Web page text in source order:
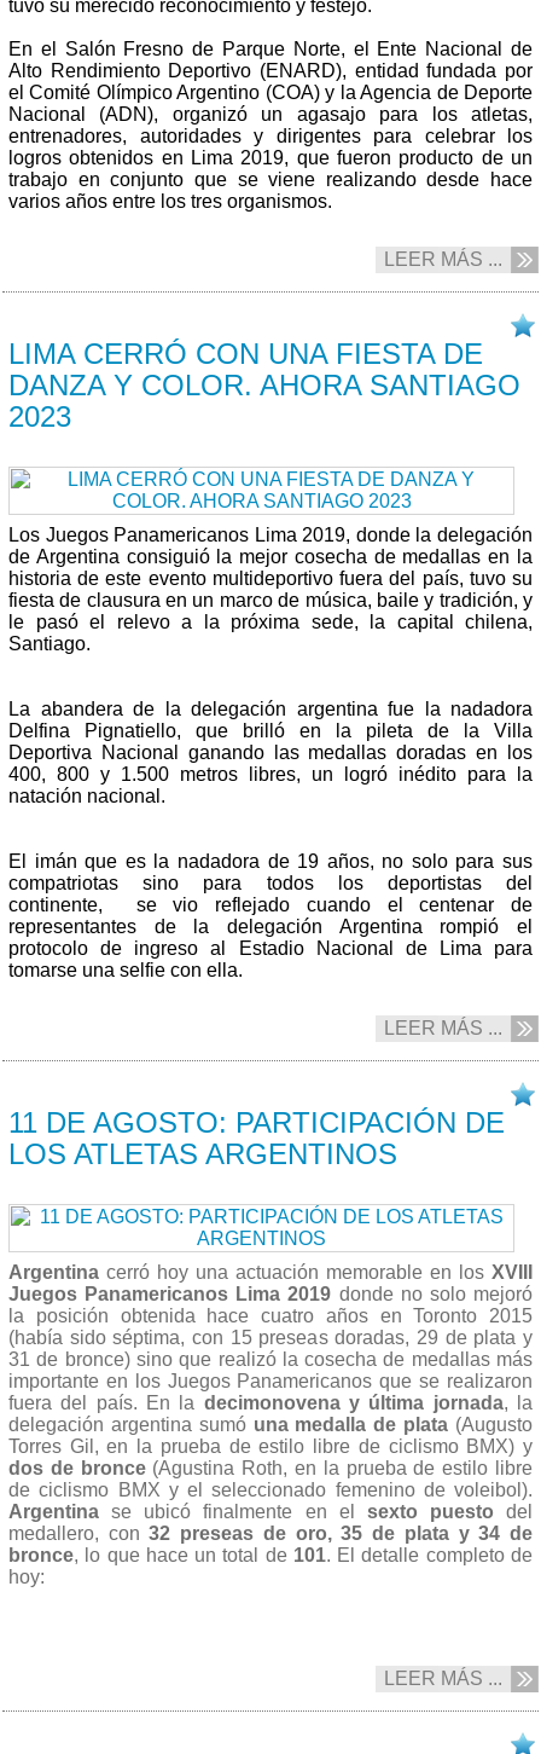
tuvo su merecido reconocimiento y festejo.
En el Salón Fresno de Parque Norte, el Ente Nacional de
Alto Rendimiento Deportivo (ENARD), entidad fundada por
el Comité Olímpico Argentino (COA) y la Agencia de Deporte
Nacional (ADN), organizó un agasajo para los atletas,
entrenadores, autoridades y dirigentes para celebrar los
logros obtenidos en Lima 2019, que fueron producto de un
trabajo en conjunto que se viene realizando desde hace
varios años entre los tres organismos.
LEER MÁS ...
LIMA CERRÓ CON UNA FIESTA DE
DANZA Y COLOR. AHORA SANTIAGO
2023
Los Juegos Panamericanos Lima 2019, donde la delegación
de Argentina consiguió la mejor cosecha de medallas en la
historia de este evento multideportivo fuera del país, tuvo su
fiesta de clausura en un marco de música, baile y tradición, y
le pasó el relevo a la próxima sede, la capital chilena,
Santiago.
La abandera de la delegación argentina fue la nadadora
Delfina Pignatiello, que brilló en la pileta de la Villa
Deportiva Nacional ganando las medallas doradas en los
400, 800 y 1.500 metros libres, un logró inédito para la
natación nacional.
El imán que es la nadadora de 19 años, no solo para sus
compatriotas sino para todos los deportistas del
continente, se vio reflejado cuando el centenar de
representantes de la delegación Argentina rompió el
protocolo de ingreso al Estadio Nacional de Lima para
tomarse una selfie con ella.
LEER MÁS ...
11 DE AGOSTO: PARTICIPACIÓN DE
LOS ATLETAS ARGENTINOS
Argentina cerró hoy una actuación memorable en los XVIII
Juegos Panamericanos Lima 2019 donde no solo mejoró
la posición obtenida hace cuatro años en Toronto 2015
(había sido séptima, con 15 preseas doradas, 29 de plata y
31 de bronce) sino que realizó la cosecha de medallas más
importante en los Juegos Panamericanos que se realizaron
fuera del país. En la decimonovena y última jornada, la
delegación argentina sumó una medalla de plata (Augusto
Torres Gil, en la prueba de estilo libre de ciclismo BMX) y
dos de bronce(Agustina Roth, en la prueba de estilo libre
de ciclismo BMX y el seleccionado femenino de voleibol).
Argentina se ubicó finalmente en el sexto puesto del
medallero, con32 preseas de oro, 35 de plata y 34 de
bronce, lo que hace un total de 101. El detalle completo de
hoy:
LEER MÁS ...